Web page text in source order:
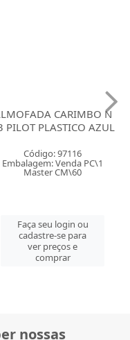
CARIMBO N
PILOT PLASTICO AZUL
Código: 97116
Embalagem: Venda PC\1
Master CM\60
Faça seu login ou
cadastre-se para
ver preços e
comprar
nossas